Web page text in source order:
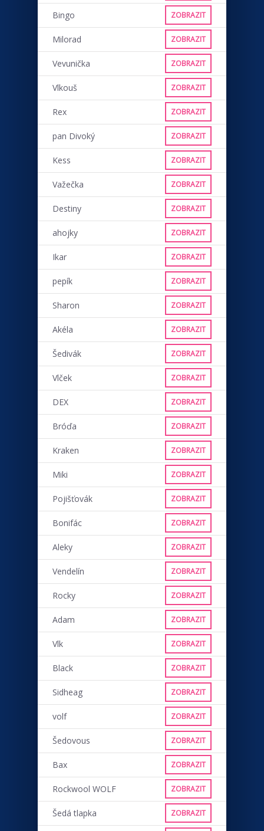
Bingo ZOBRAZIT
Milorad ZOBRAZIT
Vevunička ZOBRAZIT
Vlkouš ZOBRAZIT
Rex ZOBRAZIT
pan Divoký ZOBRAZIT
Kess ZOBRAZIT
Važečka ZOBRAZIT
Destiny ZOBRAZIT
ahojky ZOBRAZIT
Ikar ZOBRAZIT
pepík ZOBRAZIT
Sharon ZOBRAZIT
Akéla ZOBRAZIT
Šedivák ZOBRAZIT
Vlček ZOBRAZIT
DEX ZOBRAZIT
Bróďa ZOBRAZIT
Kraken ZOBRAZIT
Miki ZOBRAZIT
Pojišťovák ZOBRAZIT
Bonifác ZOBRAZIT
Aleky ZOBRAZIT
Vendelín ZOBRAZIT
Rocky ZOBRAZIT
Adam ZOBRAZIT
Vlk ZOBRAZIT
Black ZOBRAZIT
Sidheag ZOBRAZIT
volf ZOBRAZIT
Šedovous ZOBRAZIT
Bax ZOBRAZIT
Rockwool WOLF ZOBRAZIT
Šedá tlapka ZOBRAZIT